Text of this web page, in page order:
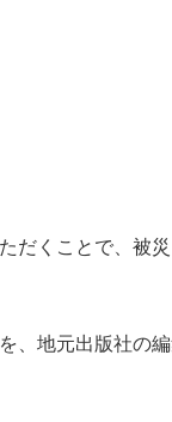
くことで、被
地元出版社の